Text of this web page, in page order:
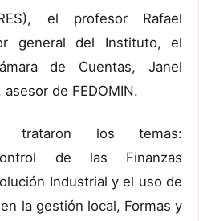
el profesor Rafael
general del Instituto, el
de Cuentas, Janel
de FEDOMIN.
trataron los temas:
de las Finanzas
Industrial y el uso de
la gestión local, Formas y